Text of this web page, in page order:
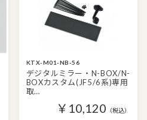
KTX-M01-NB-56
デジタルミラー・N-BOX/N-
BOXカスタム(JF5/6系)専用
取…
￥10,120 （税込）